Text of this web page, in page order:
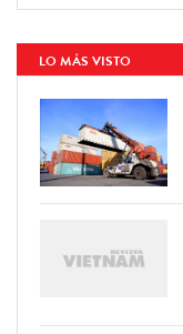
LO MÁS VISTO